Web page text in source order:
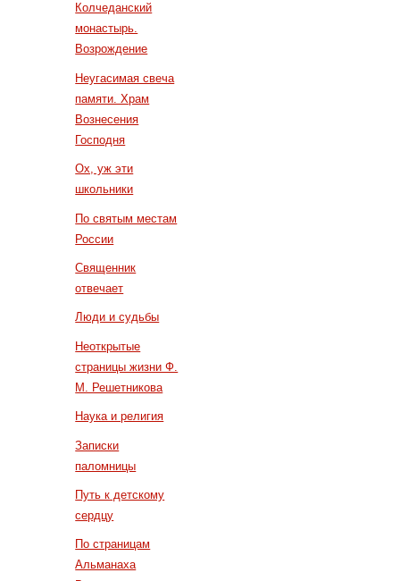
Колчеданский
монастырь.
Возрождение
Неугасимая свеча
памяти. Храм
Вознесения
Господня
Ох, уж эти
школьники
По святым местам
России
Священник
отвечает
Люди и судьбы
Неоткрытые
страницы жизни Ф.
М. Решетникова
Наука и религия
Записки
паломницы
Путь к детскому
сердцу
По страницам
Альманаха